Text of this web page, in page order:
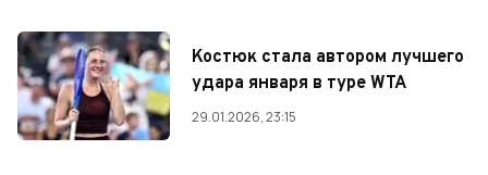
Костюк стала автором лучшего
удара января в туре WTA
29.01.2026, 23:15